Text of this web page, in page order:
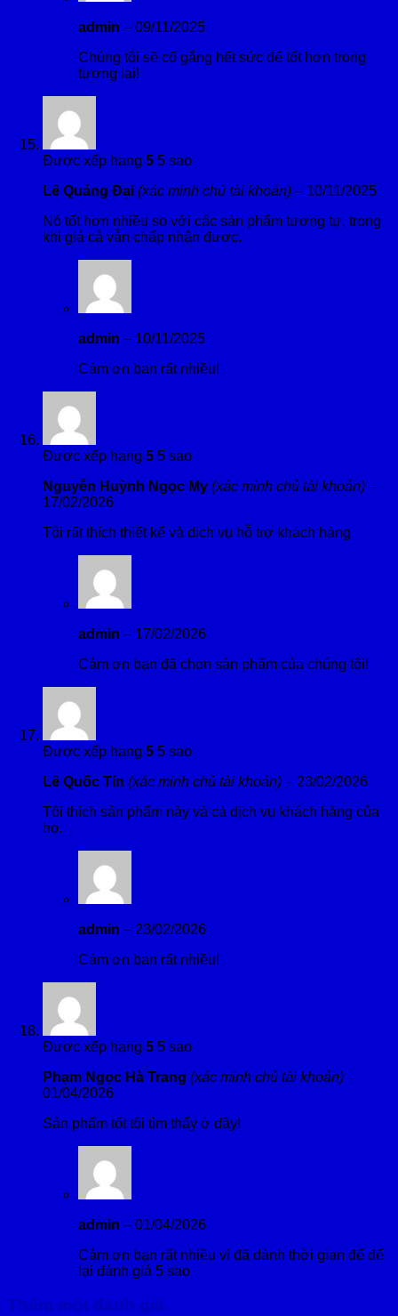
admin – 09/11/2025
Chúng tôi sẽ cố gắng hết sức để tốt hơn trong
tương lai!
Được xếp hạng 5 5 sao
Lê Quảng Đại (xác minh chủ tài khoản) – 10/11/2025
Nó tốt hơn nhiều so với các sản phẩm tương tự, trong
khi giá cả vẫn chấp nhận được.
admin – 10/11/2025
Cảm ơn bạn rất nhiều!
Được xếp hạng 5 5 sao
Nguyễn Huỳnh Ngọc My (xác minh chủ tài khoản) –
17/02/2026
Tôi rất thích thiết kế và dịch vụ hỗ trợ khách hàng
admin – 17/02/2026
Cảm ơn bạn đã chọn sản phẩm của chúng tôi!
Được xếp hạng 5 5 sao
Lê Quốc Tín (xác minh chủ tài khoản) – 23/02/2026
Tôi thích sản phẩm này và cả dịch vụ khách hàng của
họ.
admin – 23/02/2026
Cảm ơn bạn rất nhiều!
Được xếp hạng 5 5 sao
Phạm Ngọc Hà Trang (xác minh chủ tài khoản) –
01/04/2026
Sản phẩm tốt tôi tìm thấy ở đây!
admin – 01/04/2026
Cảm ơn bạn rất nhiều vì đã dành thời gian để để
lại đánh giá 5 sao
Thêm một đánh giá